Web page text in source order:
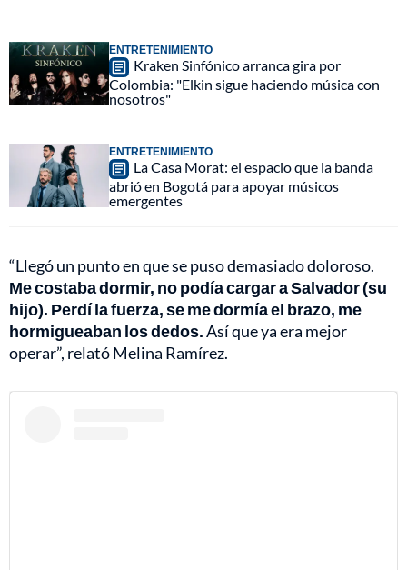
ENTRETENIMIENTO
Kraken Sinfónico arranca gira por
Colombia: "Elkin sigue haciendo música con
nosotros"
ENTRETENIMIENTO
La Casa Morat: el espacio que la banda
abrió en Bogotá para apoyar músicos
emergentes
“Llegó un punto en que se puso demasiado doloroso.
Me costaba dormir, no podía cargar a Salvador (su
hijo). Perdí la fuerza, se me dormía el brazo, me
hormigueaban los dedos.Así que ya era mejor
operar”, relató Melina Ramírez.